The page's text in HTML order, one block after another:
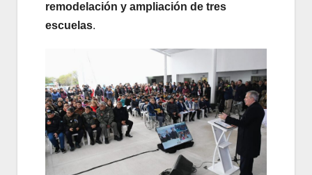
remodelación y ampliación de tres
escuelas.